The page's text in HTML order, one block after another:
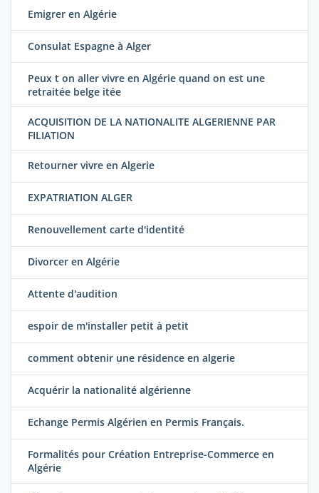
Emigrer en Algérie
Consulat Espagne à Alger
Peux t on aller vivre en Algérie quand on est une
retraitée belge itée
ACQUISITION DE LA NATIONALITE ALGERIENNE PAR
FILIATION
Retourner vivre en Algerie
EXPATRIATION ALGER
Renouvellement carte d'identité
Divorcer en Algérie
Attente d'audition
espoir de m'installer petit à petit
comment obtenir une résidence en algerie
Acquérir la nationalité algérienne
Echange Permis Algérien en Permis Français.
Formalités pour Création Entreprise-Commerce en
Algérie